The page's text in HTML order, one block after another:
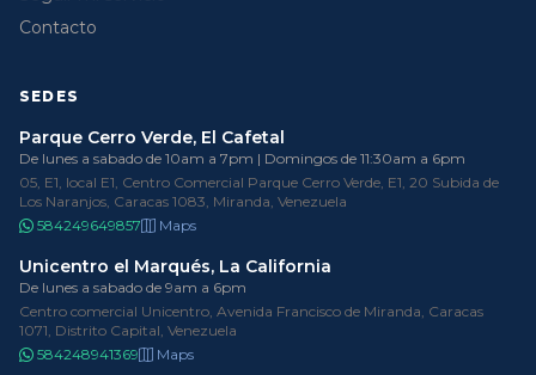
Contacto
SEDES
Parque Cerro Verde, El Cafetal
De lunes a sabado de 10am a 7pm | Domingos de 11:30am a 6pm
05, E1, local E1, Centro Comercial Parque Cerro Verde, E1, 20 Subida de
Los Naranjos, Caracas 1083, Miranda, Venezuela
584249649857
Maps
Unicentro el Marqués, La California
De lunes a sabado de 9am a 6pm
Centro comercial Unicentro, Avenida Francisco de Miranda, Caracas
1071, Distrito Capital, Venezuela
584248941369
Maps